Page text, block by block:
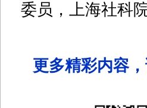
委员，上海社科
更多精彩内容